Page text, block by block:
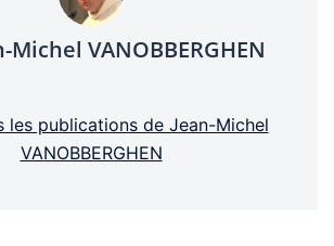
Michel VANOBBERGHEN
les publications de Jean-Michel
VANOBBERGHEN